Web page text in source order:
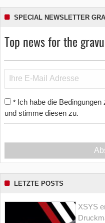
SPECIAL NEWSLETTER
Top news for the
* Ich habe die
und stimme diesen zu.
LETZTE POSTS
XSYS